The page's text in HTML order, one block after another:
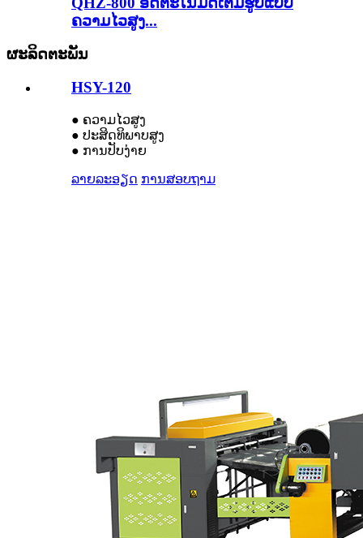
ຄວາມໄວສູງ...
ຜະລິດຕະພັນ
HSY-120
● ຄວາມໄວສູງ
● ປະສິດທິພາບສູງ
● ການປັບງ່າຍ
ລາຍລະອຽດ ການສອບຖາມ